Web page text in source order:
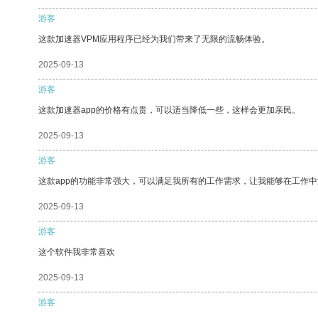
游客
这款加速器VPM应用程序已经为我们带来了无限的流畅体验。
2025-09-13
游客
这款加速器app的价格有点贵，可以适当降低一些，这样会更加亲民。
2025-09-13
游客
这款app的功能非常强大，可以满足我所有的工作需求，让我能够在工作中
2025-09-13
游客
这个软件我非常喜欢
2025-09-13
游客